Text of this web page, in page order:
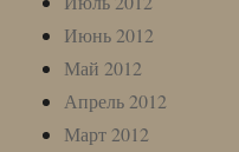
Июнь 2012
Май 2012
Апрель 2012
Март 2012